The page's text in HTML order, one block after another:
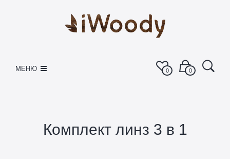
МЕНЮ 0 0
Комплект линз 3 в 1